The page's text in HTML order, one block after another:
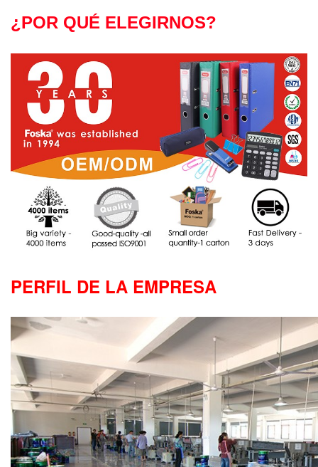
¿POR QUÉ ELEGIRNOS?
PERFIL DE LA EMPRESA